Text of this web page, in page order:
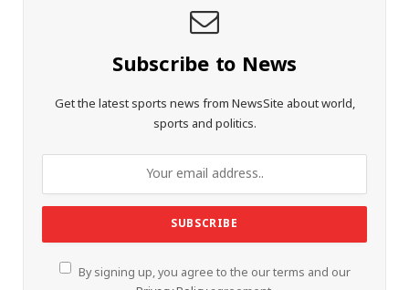
Subscribe to News
Get the latest sports news from NewsSite about world,
sports and politics.
By signing up, you agree to the our terms and our